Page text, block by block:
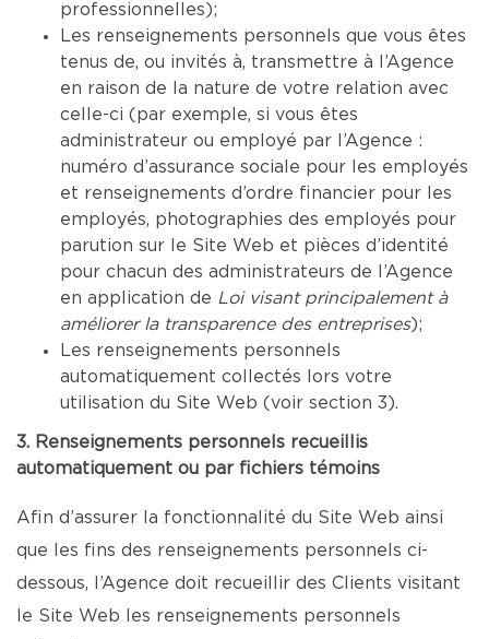
professionnelles);
Les renseignements personnels que vous êtes
tenus de, ou invités à, transmettre à l’Agence
en raison de la nature de votre relation avec
celle-ci (par exemple, si vous êtes
administrateur ou employé par l’Agence :
numéro d’assurance sociale pour les employés
et renseignements d’ordre financier pour les
employés, photographies des employés pour
parution sur le Site Web et pièces d’identité
pour chacun des administrateurs de l’Agence
en application de Loi visant principalement à
améliorer la transparence des entreprises);
Les renseignements personnels
automatiquement collectés lors votre
utilisation du Site Web (voir section 3).
3. Renseignements personnels recueillis
automatiquement ou par fichiers témoins
Afin d’assurer la fonctionnalité du Site Web ainsi
que les fins des renseignements personnels ci-
dessous, l’Agence doit recueillir des Clients visitant
le Site Web les renseignements personnels